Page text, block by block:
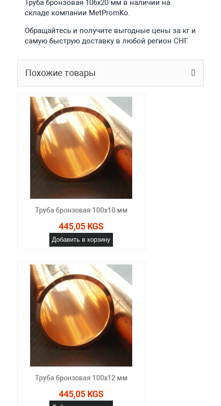
Труба бронзовая 106x20 мм в наличии на
складе компании MetPromKo.
Обращайтесь и получите выгодные цены за кг и
самую быструю доставку в любой регион СНГ.
Похожие товары
Труба бронзовая 100x10 мм
445,05 KGS
Добавить в корзину
Труба бронзовая 100x12 мм
445,05 KGS